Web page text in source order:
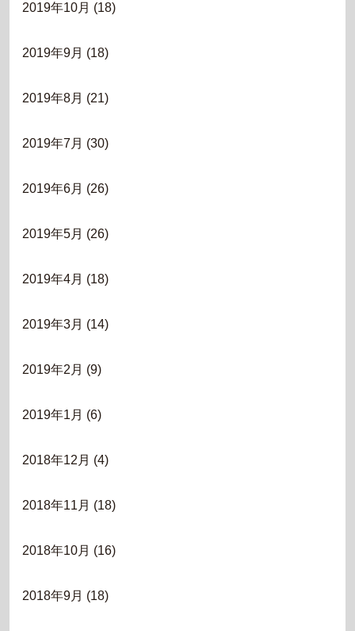
2019年10月 (18)
2019年9月 (18)
2019年8月 (21)
2019年7月 (30)
2019年6月 (26)
2019年5月 (26)
2019年4月 (18)
2019年3月 (14)
2019年2月 (9)
2019年1月 (6)
2018年12月 (4)
2018年11月 (18)
2018年10月 (16)
2018年9月 (18)